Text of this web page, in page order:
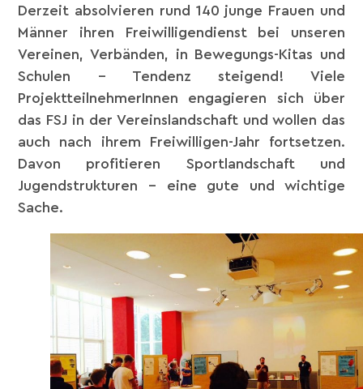
Derzeit absolvieren rund 140 junge Frauen und
Männer ihren Freiwilligendienst bei unseren
Vereinen, Verbänden, in Bewegungs-Kitas und
Schulen – Tendenz steigend! Viele
ProjektteilnehmerInnen engagieren sich über
das FSJ in der Vereinslandschaft und wollen das
auch nach ihrem Freiwilligen-Jahr fortsetzen.
Davon profitieren Sportlandschaft und
Jugendstrukturen – eine gute und wichtige
Sache.